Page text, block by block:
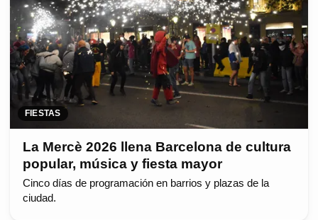
FIESTAS
La Mercè 2026 llena Barcelona de cultura
popular, música y fiesta mayor
Cinco días de programación en barrios y plazas de la
ciudad.